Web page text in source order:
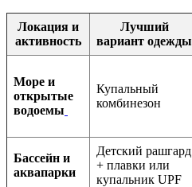
Локация и
активность
Лучший
вариант одежды
Море и
открытые
водоемы
Купальный
комбинезон
Бассейн и
аквапарки
Детский рашгард
+ плавки или
купальник UPF